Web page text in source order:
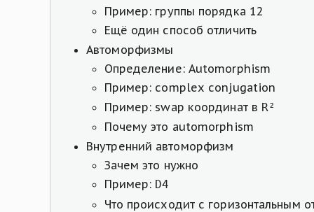
Пример: группы порядка 12
Ещё один способ отличить
Автоморфизмы
Определение: Automorphism
Пример: complex conjugation
Пример: swap координат в R²
Почему это automorphism
Внутренний автоморфизм
Зачем это нужно
Пример: D4
Что происходит с горизонтальным